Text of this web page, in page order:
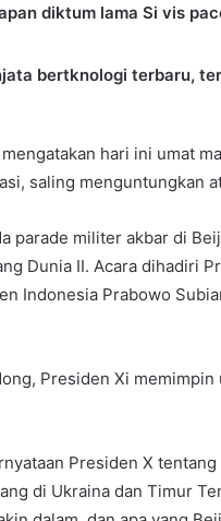
diktum lama Si vis
bertknologi terbaru,
hari ini umat
saling menguntungkan
parade militer akbar di
Dunia II. Acara dihadiri
Indonesia Prabowo
Presiden Xi
Presiden X
di Ukraina dan Timur